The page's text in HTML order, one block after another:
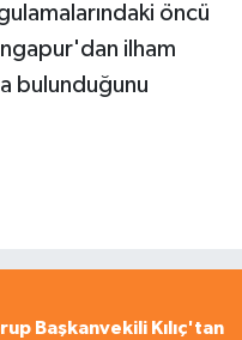
öncü
ilham
bulunduğunu
Başkanvekili Kılıç'tan